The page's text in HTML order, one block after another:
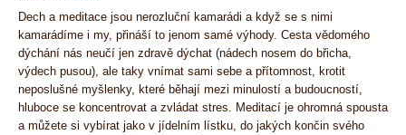
Dech a meditace jsou nerozluční kamarádi a když se s nimi
kamarádíme i my, přináší to jenom samé výhody. Cesta vědomého
dýchání nás neučí jen zdravě dýchat (nádech nosem do břicha,
výdech pusou), ale taky vnímat sami sebe a přítomnost, krotit
neposlušné myšlenky, které běhají mezi minulostí a budoucností,
hluboce se koncentrovat a zvládat stres. Meditací je ohromná spousta
a můžete si vybírat jako v jídelním lístku, do jakých končin svého